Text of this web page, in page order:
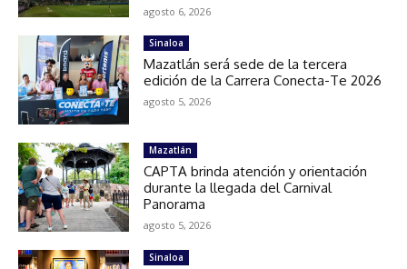
agosto 6, 2026
Sinaloa
Mazatlán será sede de la tercera
edición de la Carrera Conecta-Te 2026
agosto 5, 2026
Mazatlán
CAPTA brinda atención y orientación
durante la llegada del Carnival
Panorama
agosto 5, 2026
Sinaloa